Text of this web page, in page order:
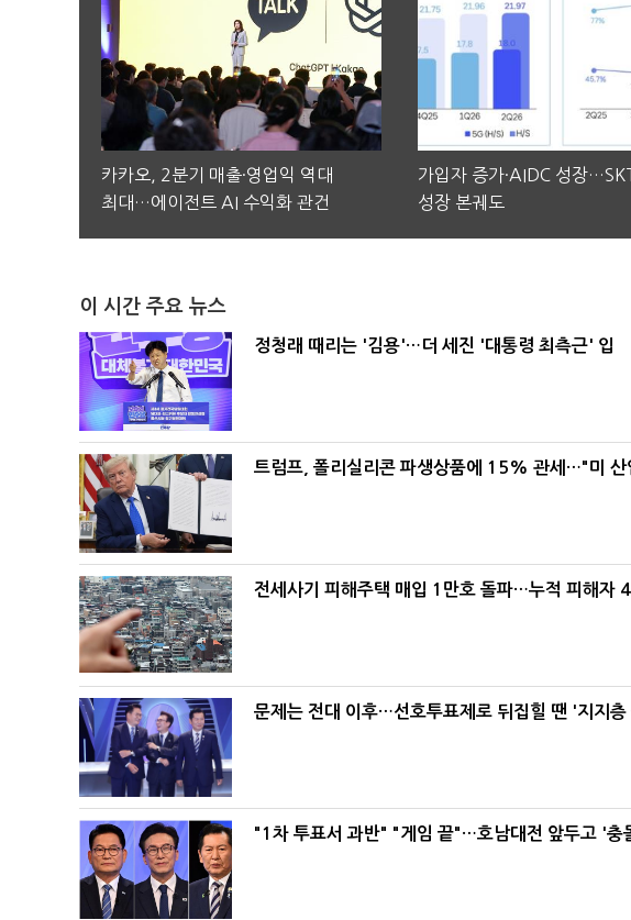
카카오, 2분기 매출·영업익 역대
최대…에이전트 AI 수익화 관건
가입자 증가·AIDC 성장
성장 본궤도
이 시간 주요 뉴스
정청래 때리는 '김용'…더 세진 '대통령 최측근' 입
트럼프, 폴리실리콘 파생상품에 15% 관세…"미 산
전세사기 피해주택 매입 1만호 돌파…누적 피해자
문제는 전대 이후…선호투표제로 뒤집힐 땐 '지지층
"1차 투표서 과반" "게임 끝"…호남대전 앞두고 '충